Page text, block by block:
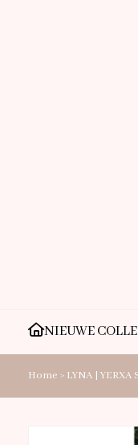
NIEUWE
Home > LYNA | YERXA